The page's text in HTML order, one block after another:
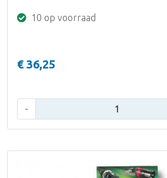
10 op voorraad
€ 36,25
-